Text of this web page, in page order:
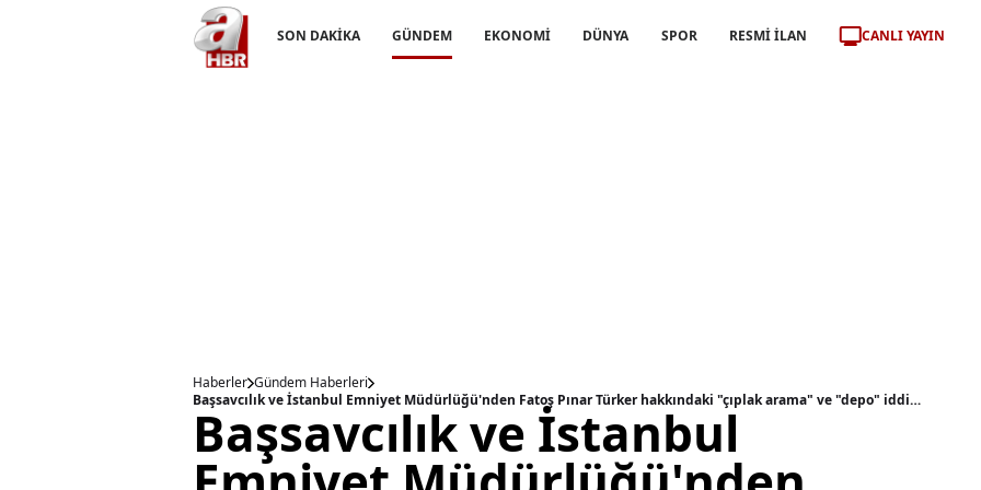
SON DAKİKA GÜNDEM EKONOMİ DÜNYA SPOR RESMİ İLAN CANLI YAYIN
Haberler Gündem Haberleri
Başsavcılık ve İstanbul Emniyet Müdürlüğü'nden Fatoş Pınar Türker hakkındaki "çıplak arama" ve "depo" iddialarına yalanlama: Tamamen asılsız
Başsavcılık ve İstanbul